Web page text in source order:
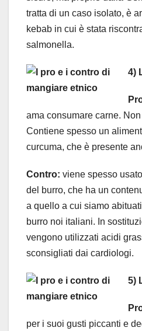
tratta di un caso isolato, è
kebab in cui è stata
salmonella.
4)
ama consumare carne.
Contiene spesso un
curcuma, che è presente
Contro: viene spesso
del burro, che ha un
a quello a cui siamo
burro noi italiani. In
vengono utilizzati acidi
sconsigliati dai cardiologi.
5)
per i suoi gusti piccanti e